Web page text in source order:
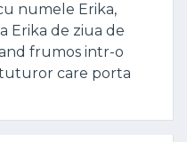
numele Erika,
Erika de ziua de
frumos intr-o
care porta